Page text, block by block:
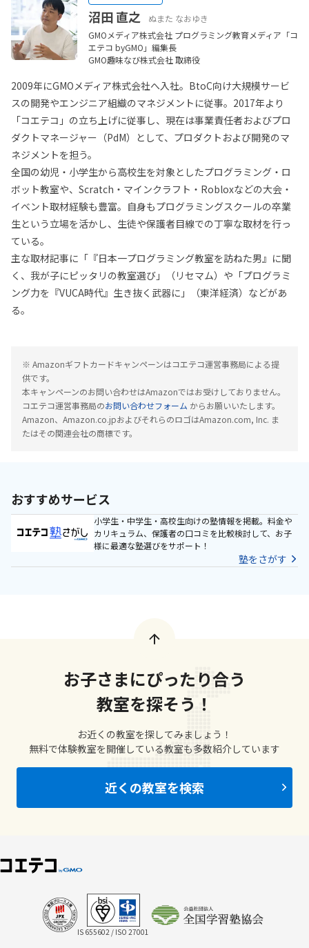
沼田 直之
ぬまた なおゆき
GMOメディア株式会社 プログラミング教育メディア「コ
エテコ byGMO」編集長
GMO趣味なび株式会社 取締役
2009年にGMOメディア株式会社へ入社。BtoC向け大規模サービ
スの開発やエンジニア組織のマネジメントに従事。2017年より
「コエテコ」の立ち上げに従事し、現在は事業責任者およびプロ
ダクトマネージャー（PdM）として、プロダクトおよび開発のマ
ネジメントを担う。
全国の幼児・小学生から高校生を対象としたプログラミング・ロ
ボット教室や、Scratch・マインクラフト・Robloxなどの大会・
イベント取材経験も豊富。自身もプログラミングスクールの卒業
生という立場を活かし、生徒や保護者目線での丁寧な取材を行っ
ている。
主な取材記事に「『日本一プログラミング教室を訪ねた男』に聞
く、我が子にピッタリの教室選び」（リセマム）や「プログラミ
ング力を『VUCA時代』生き抜く武器に」（東洋経済）などがあ
る。
※ Amazonギフトカードキャンペーンはコエテコ運営事務局による提
供です。
本キャンペーンのお問い合わせはAmazonではお受けしておりません。
コエテコ運営事務局のお問い合わせフォーム からお願いいたします。
Amazon、Amazon.co.jpおよびそれらのロゴはAmazon.com, Inc. ま
たはその関連会社の商標です。
おすすめサービス
小学生・中学生・高校生向けの塾情報を掲載。料金や
カリキュラム、保護者の口コミを比較検討して、お子
様に最適な塾選びをサポート！
塾をさがす
お子さまにぴったり合う
教室を探そう！
お近くの教室を探してみましょう！
無料で体験教室を開催している教室も多数紹介しています
近くの教室を検索
IS 655602 / ISO 27001